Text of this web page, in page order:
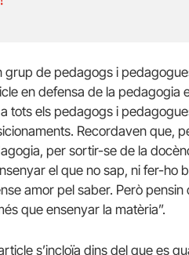
grup de pedagogs i
en defensa de la pedagogia
tots els pedagogs i
Recordaven que,
per sortir-se de la
el que no sap, ni fer-ho
amor pel saber. Però
que ensenyar la matèria”.
s’incloïa dins del que es